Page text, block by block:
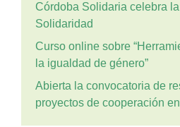
Córdoba Solidaria celebra
Solidaridad
Curso online sobre
la igualdad de género”
Abierta la convocatoria de
proyectos de cooperación